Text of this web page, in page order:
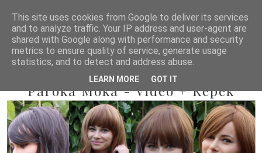
2014/08/04
Paróka Móka - Videó + Képek
This site uses cookies from Google to deliver its services
and to analyze traffic. Your IP address and user-agent are
shared with Google along with performance and security
metrics to ensure quality of service, generate usage
statistics, and to detect and address abuse.
LEARN MORE GOT IT